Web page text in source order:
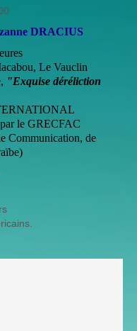
DRACIUS
Le Vauclin
"Exquise déréliction
le GRECFAC
Communication, de